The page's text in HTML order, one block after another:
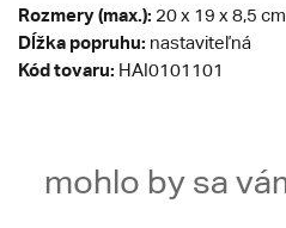
Rozmery (max.): 20 x 19 x 8,5
Dĺžka popruhu: nastaviteľná
Kód tovaru: HAI0101101
mohlo by sa